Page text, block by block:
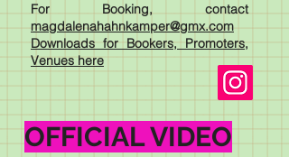
For Booking, contact
magdalenahahnkamper@gmx.com
Downloads for Bookers, Promoters,
Venues here
OFFICIAL VIDEO